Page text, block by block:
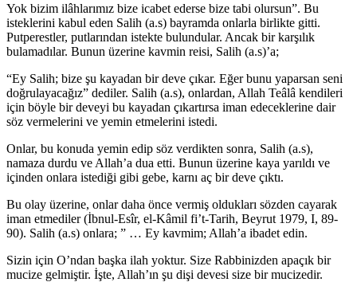
Yok bizim ilâhlarımız bize icabet ederse bize tabi olursun”. Bu
isteklerini kabul eden Salih (a.s) bayramda onlarla birlikte gitti.
Putperestler, putlarından istekte bulundular. Ancak bir karşılık
bulamadılar. Bunun üzerine kavmin reisi, Salih (a.s)’a;
“Ey Salih; bize şu kayadan bir deve çıkar. Eğer bunu yaparsan seni
doğrulayacağız” dediler. Salih (a.s), onlardan, Allah Teâlâ kendileri
için böyle bir deveyi bu kayadan çıkartırsa iman edeceklerine dair
söz vermelerini ve yemin etmelerini istedi.
Onlar, bu konuda yemin edip söz verdikten sonra, Salih (a.s),
namaza durdu ve Allah’a dua etti. Bunun üzerine kaya yarıldı ve
içinden onlara istediği gibi gebe, karnı aç bir deve çıktı.
Bu olay üzerine, onlar daha önce vermiş oldukları sözden cayarak
iman etmediler (İbnul-Esîr, el-Kâmil fi’t-Tarih, Beyrut 1979, I, 89-
90). Salih (a.s) onlara; ” … Ey kavmim; Allah’a ibadet edin.
Sizin için O’ndan başka ilah yoktur. Size Rabbinizden apaçık bir
mucize gelmiştir. İşte, Allah’ın şu dişi devesi size bir mucizedir.